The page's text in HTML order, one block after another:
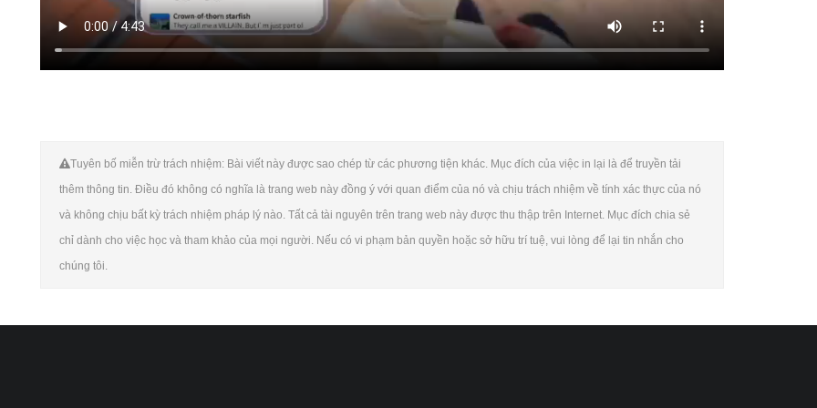
Tuyên bố miễn trừ trách nhiệm: Bài viết này được sao chép từ các phương tiện khác. Mục đích của việc in lại là để truyền tải
thêm thông tin. Điều đó không có nghĩa là trang web này đồng ý với quan điểm của nó và chịu trách nhiệm về tính xác thực của nó
và không chịu bất kỳ trách nhiệm pháp lý nào. Tất cả tài nguyên trên trang web này được thu thập trên Internet. Mục đích chia sẻ
chỉ dành cho việc học và tham khảo của mọi người. Nếu có vi phạm bản quyền hoặc sở hữu trí tuệ, vui lòng để lại tin nhắn cho
chúng tôi.